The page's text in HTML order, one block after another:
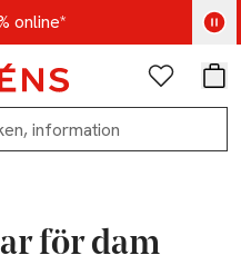
online*nu
Favoriter
för dam